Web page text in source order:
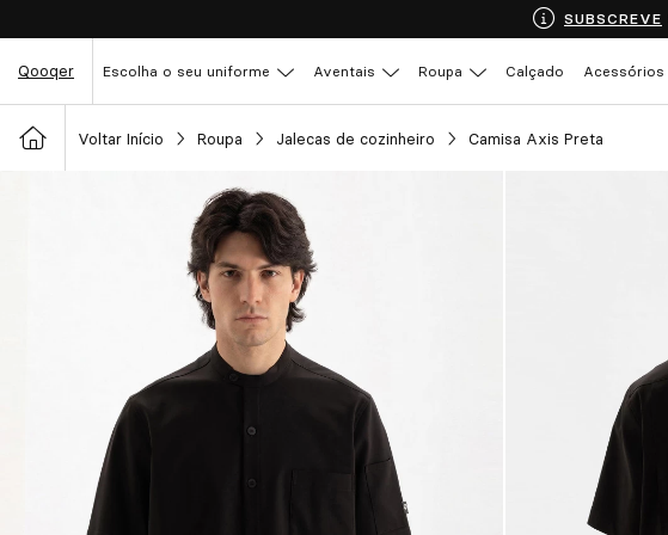
SUBSCREVE
Qooqer Escolha o seu uniforme Aventais Roupa Calçado Acessórios
Voltar Início Roupa Jalecas de cozinheiro Camisa Axis Preta